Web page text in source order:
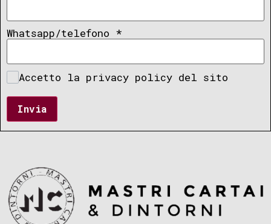
Whatsapp/telefono *
Accetto la privacy policy del sito
Invia